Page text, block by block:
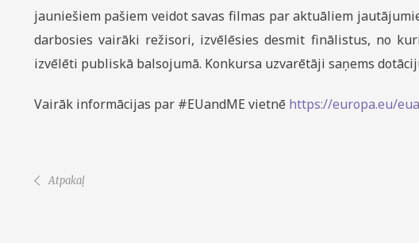
jauniešiem pašiem veidot savas filmas par aktuāliem
darbosies vairāki režisori, izvēlēsies desmit finālistus, no
izvēlēti publiskā balsojumā. Konkursa uzvarētāji saņems
Vairāk informācijas par #EUandME vietnē https://europa.eu/
Atpakaļ